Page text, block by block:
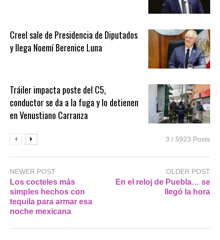
Creel sale de Presidencia de Diputados
y llega Noemí Berenice Luna
Tráiler impacta poste del C5,
conductor se da a la fuga y lo detienen
en Venustiano Carranza
3 / 5923 Posts
NEWER POST
Los cocteles más
simples hechos con
tequila para armar esa
noche mexicana
OLDER POST
En el reloj de Puebla… se
llegó la hora